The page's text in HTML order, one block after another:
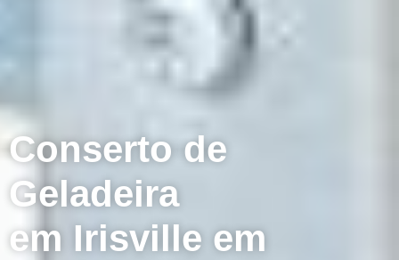
Conserto de
Geladeira
em Irisville em